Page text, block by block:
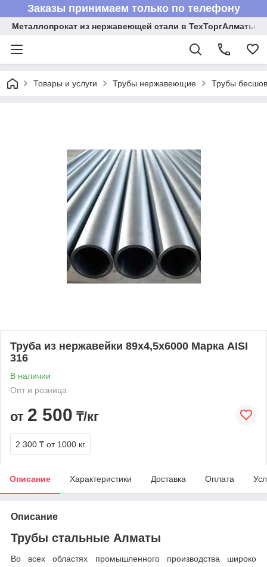
Заказы принимаем только по телефону
Металлопрокат из нержавеющей стали в ТехТоргАлматы
Товары и услуги Трубы нержавеющие Трубы
Труба из нержавейки 89х4,5х6000 Марка AISI
316
В наличии
Опт и розница
от 2 500 ₸/кг
2 300 ₸ от 1000 кг
Описание Характеристики Доставка Оплата
Описание
Трубы стальные Алматы
Во всех областях промышленного производства широко